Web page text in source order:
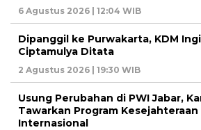
6 Agustus 2026 | 12:04 WIB
Dipanggil ke Purwakarta, KDM
Ciptamulya Ditata
2 Agustus 2026 | 19:30 WIB
Usung Perubahan di PWI Jabar,
Tawarkan Program
Internasional